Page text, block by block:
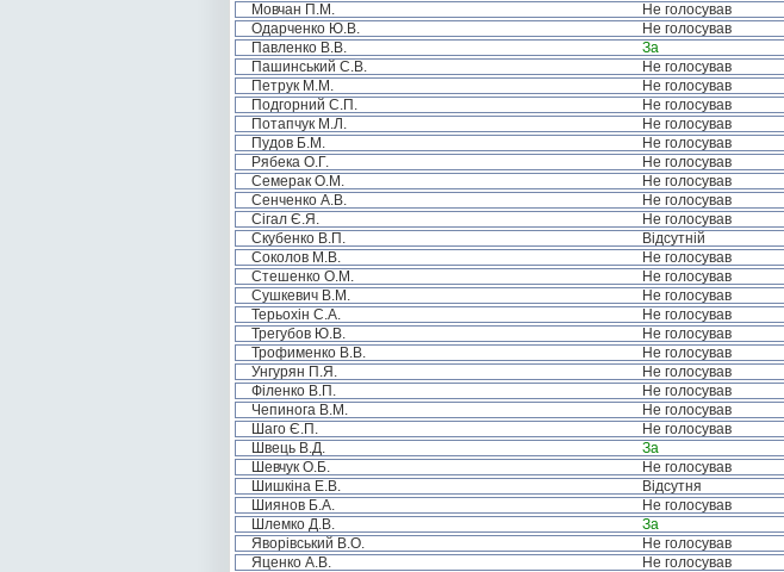
Мовчан П.М.
Не голосував
Одарченко Ю.В.
Не голосував
Павленко В.В.
За
Пашинський С.В.
Не голосував
Петрук М.М.
Не голосував
Подгорний С.П.
Не голосував
Потапчук М.Л.
Не голосував
Пудов Б.М.
Не голосував
Рябека О.Г.
Не голосував
Семерак О.М.
Не голосував
Сенченко А.В.
Не голосував
Сігал Є.Я.
Не голосував
Скубенко В.П.
Відсутній
Соколов М.В.
Не голосував
Стешенко О.М.
Не голосував
Сушкевич В.М.
Не голосував
Терьохін С.А.
Не голосував
Трегубов Ю.В.
Не голосував
Трофименко В.В.
Не голосував
Унгурян П.Я.
Не голосував
Філенко В.П.
Не голосував
Чепинога В.М.
Не голосував
Шаго Є.П.
Не голосував
Швець В.Д.
За
Шевчук О.Б.
Не голосував
Шишкіна Е.В.
Відсутня
Шиянов Б.А.
Не голосував
Шлемко Д.В.
За
Яворівський В.О.
Не голосував
Яценко А.В.
Не голосував